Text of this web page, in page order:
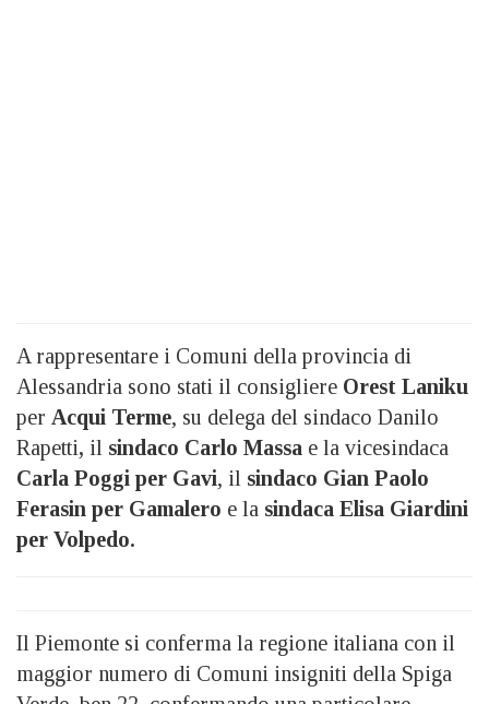
A rappresentare i Comuni della provincia di
Alessandria sono stati il consigliere Orest Laniku
per Acqui Terme, su delega del sindaco Danilo
Rapetti, il sindaco Carlo Massa e la vicesindaca
Carla Poggi per Gavi, il sindaco Gian Paolo
Ferasin per Gamalero e la sindaca Elisa Giardini
per Volpedo.
Il Piemonte si conferma la regione italiana con il
maggior numero di Comuni insigniti della Spiga